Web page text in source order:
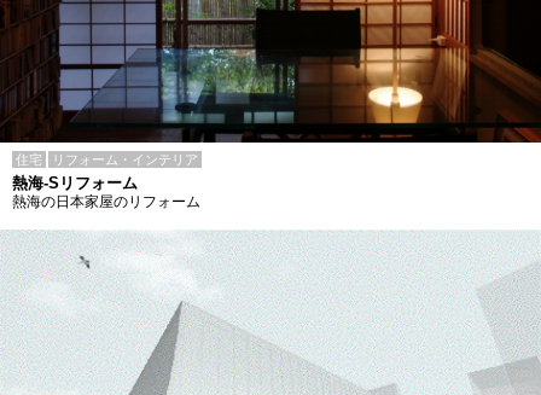
住宅 リフォーム・インテリア
熱海-Sリフォーム
熱海の日本家屋のリフォーム